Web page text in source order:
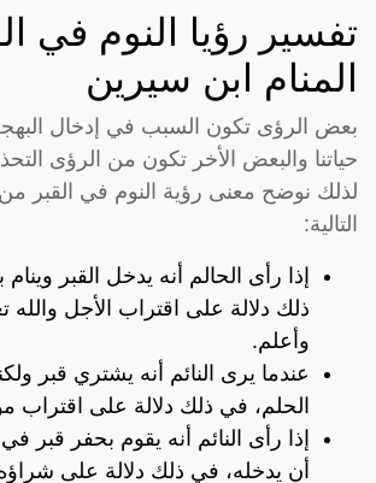
تفسير رؤيا النوم في
المنام ابن سيرين
بعض الرؤى تكون السبب في إدخال
حياتنا والبعض الأخر تكون من الرؤى
لذلك نوضح معنى رؤية النوم في القبر
التالية:
إذا رأى الحالم أنه يدخل القبر
ذلك دلالة على اقتراب الأجل والله
وأعلم.
عندما يرى النائم أنه يشتري قبر
الحلم، في ذلك دلالة على اقتراب
إذا رأى النائم أنه يقوم بحفر قبر
أن يدخله، في ذلك دلالة على